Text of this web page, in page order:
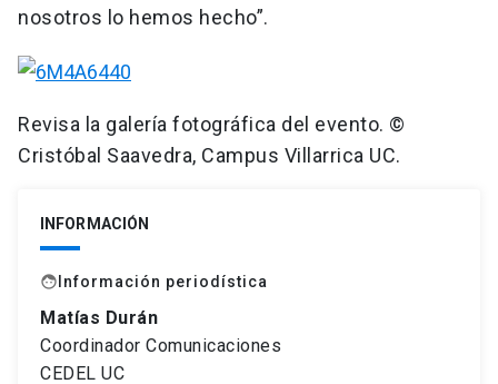
nosotros lo hemos hecho”.
Revisa la galería fotográfica del evento. ©
Cristóbal Saavedra, Campus Villarrica UC.
INFORMACIÓN
faceInformación periodística
Matías Durán
Coordinador Comunicaciones
CEDEL UC